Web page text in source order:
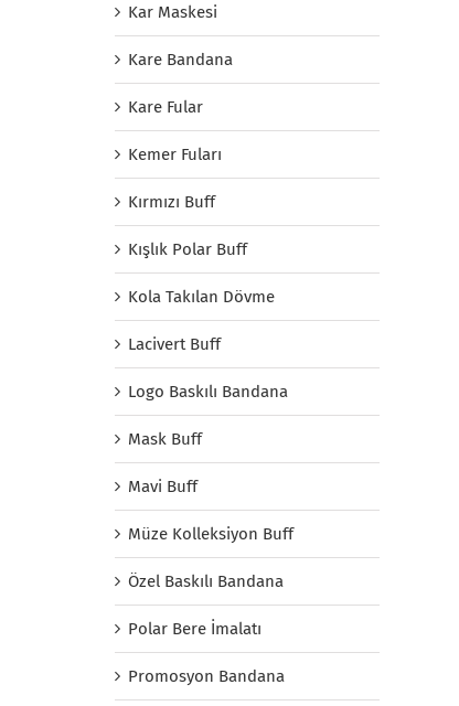
Kar Maskesi
Kare Bandana
Kare Fular
Kemer Fuları
Kırmızı Buff
Kışlık Polar Buff
Kola Takılan Dövme
Lacivert Buff
Logo Baskılı Bandana
Mask Buff
Mavi Buff
Müze Kolleksiyon Buff
Özel Baskılı Bandana
Polar Bere İmalatı
Promosyon Bandana